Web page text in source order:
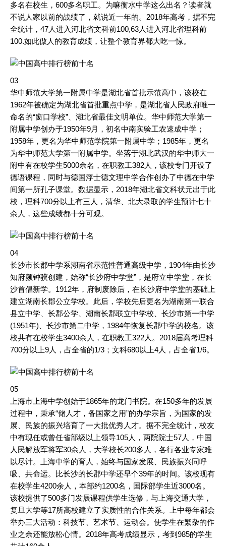
多名在校生，600多名职工。为嘛衡水中学这么出名？读者就
不说人家以前的战绩了，就说近一年的。2018年高考，据不完
全统计，47人进入河北省文科前100,63人进入河北省理科前
100.如此傲人的教育成绩，让整个教育界都大吃一惊。
03
华中师范大学第一附属中学是湖北省首批示范高中，该校在
1962年被确定为湖北省首批重点中学，是湖北省人民政府唯一
命名的“窗口学校”、湖北省最佳文明单位。华中师范大学第一
附属中学创办于1950年9月，初名中南实验工农速成中学；
1958年，更名为华中师范学院第一附属中学；1985年，更名
为华中师范大学第一附属中学。坐落于湖北武汉的华中师大一
附中有在校学生5000余名，在职教工382人，该校专门开设了
德语课程，同时与德国浮士德文理中学合作创办了中德在中学
间第一所孔子课堂。数据显示，2018年湖北省文科状元出于此
校，理科700分以上有三人，清华、北大录取的学生预计七十
余人，这些成绩都十分可观。
04
长沙市长郡中学系湖南省示范性普通高级中学，1904年由长沙
知府颜钟骥创建，始称“长沙府中学堂”，是府立中学堂，在长
沙首倡新学。1912年，府制废除后，在长沙府中学堂的基础上
建立湖南长郡公立学校。此后，学校先后更名为湖南第一联合
县立中学、长郡公学、湖南长郡联立中学校、长沙市第一中学
(1951年)、长沙市第二中学，1984年恢复长郡中学的校名。该
校共有在校学生3400余人，在职教工322人。2018届高考理科
700分以上9人，占全省的1/3；文科680以上4人，占全省1/6。
05
上海市上海中学创始于1865年的龙门书院。在150多年的发展
过程中，秉承“储人才，备国家之用”的办学宗旨，为国家的发
展、民族的振兴培育了一大批优秀人才。据不完全统计，校友
中有现任或曾任省部级以上领导105人，两院院士57人，中国
人民解放军将军30余人，大学校长200多人，各行各业专家难
以尽计。上海中学的育人，始终与国家发展、民族振兴同呼
吸、共命运。比长沙的长郡中学还早个39年的时间。该校现有
在校学生4200余人，本部约1200名，国际部学生近3000名。
该校提供了500多门发展课程供学生选修，与上海交通大学，
复旦大学等17所高校建立了实质性的合作关系。上中每年都会
举办三大活动：科技节、艺术节、运动会。使学生在繁杂的作
业之余还能放松心情。2018年高考成绩显示，考到985的学生